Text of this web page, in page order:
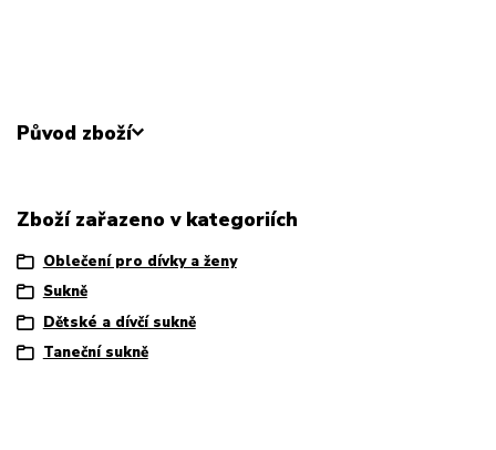
Původ zboží
Zboží zařazeno v kategoriích
Oblečení pro dívky a ženy
Sukně
Dětské a dívčí sukně
Taneční sukně